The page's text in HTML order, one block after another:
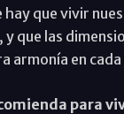
que vivir
que las
armonía en
para